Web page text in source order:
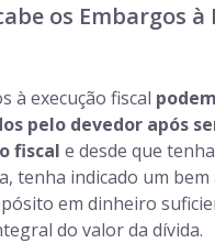
os Embargos à
à execução fiscal
pelo devedor após
fiscal e desde que
tenha indicado um
em dinheiro
do valor da dívida.